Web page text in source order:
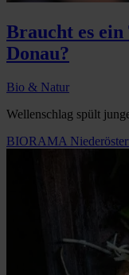
Braucht es
Donau?
Bio & Natur
Wellenschlag spült
BIORAMA